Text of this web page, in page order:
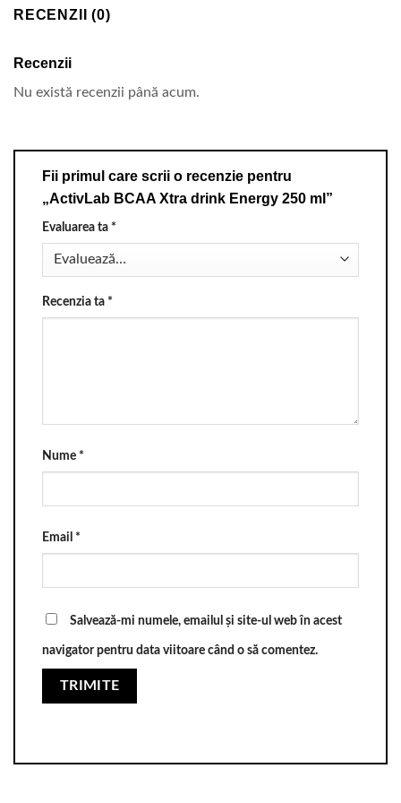
RECENZII (0)
Recenzii
Nu există recenzii până acum.
Fii primul care scrii o recenzie pentru
„ActivLab BCAA Xtra drink Energy 250 ml”
Evaluarea ta *
Recenzia ta *
Nume *
Email *
Salvează-mi numele, emailul și site-ul web în acest
navigator pentru data viitoare când o să comentez.